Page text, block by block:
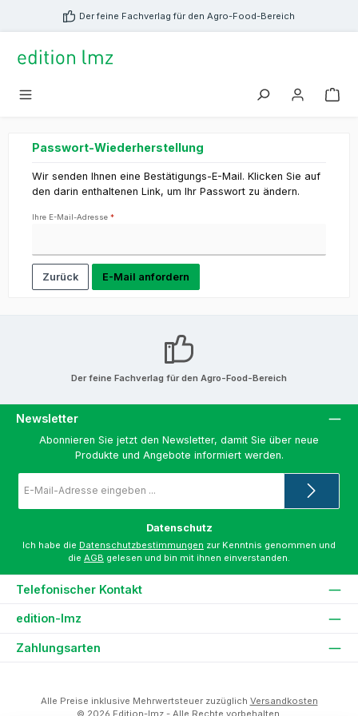
springen Der feine Fachverlag für den Agro-Food-Bereich
Passwort-Wiederherstellung
Wir senden Ihnen eine Bestätigungs-E-Mail. Klicken Sie auf
den darin enthaltenen Link, um Ihr Passwort zu ändern.
Ihre E-Mail-Adresse *
Zurück E-Mail anfordern
Der feine Fachverlag für den Agro-Food-Bereich
Newsletter
Abonnieren Sie jetzt den Newsletter, damit Sie über neue
Produkte und Angebote informiert werden.
Mail-
*
Datenschutz
Ich habe die Datenschutzbestimmungen zur Kenntnis genommen und
die AGB gelesen und bin mit ihnen einverstanden.
Telefonischer Kontakt
edition-lmz
Zahlungsarten
Alle Preise inklusive Mehrwertsteuer zuzüglich Versandkosten
© 2026 Edition-lmz - Alle Rechte vorbehalten.